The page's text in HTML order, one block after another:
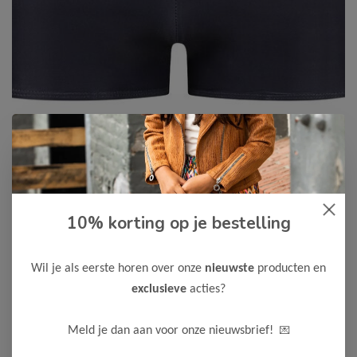
No Way Monday
No Way Monday Jongens
Zwembroek
10,00
Maak een keuze:
10% korting op je bestelling
Wil je als eerste horen over onze nieuwste producten en
exclusieve acties?
Meld je dan aan voor onze nieuwsbrief! 💌